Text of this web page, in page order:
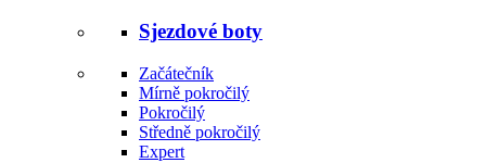
Sjezdové boty
Začátečník
Mírně pokročilý
Pokročilý
Středně pokročilý
Expert